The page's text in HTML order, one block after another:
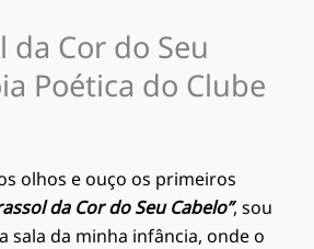
da Cor do Seu
Poética do Clube
olhos e ouço os primeiros
da Cor do Seu Cabelo”, sou
sala da minha infância, onde o